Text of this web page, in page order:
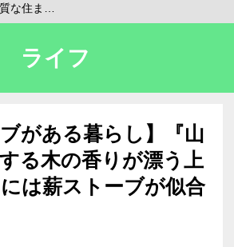
な住ま…
ライフ
ブがある暮らし】『山
る木の香りが漂う上
は薪ストーブが似合